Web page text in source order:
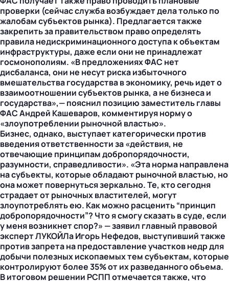
проверки (сейчас служба возбуждает дела только по
жалобам субъектов рынка). Предлагается также
закрепить за правительством право определять
правила недискриминационного доступа к объектам
инфраструктуры, даже если они не принадлежат
госмонополиям. «В предложениях ФАС нет
дисбаланса, они не несут риска избыточного
вмешательства государства в экономику, речь идет о
взаимоотношении субъектов рынка, а не бизнеса и
государства»,— пояснил позицию заместитель главы
ФАС Андрей Кашеваров, комментируя норму о
«злоупотреблении рыночной властью».
Бизнес, однако, выступает категорически против
введения ответственности за «действия, не
отвечающие принципам добропорядочности,
разумности, справедливости». «Эта норма направлена
на субъекты, которые обладают рыночной властью, но
она может повернуться зеркально. Те, кто сегодня
страдает от рыночных властителей, могут
злоупотреблять ею. Как можно расценить “принцип
добропорядочности”? Что я смогу сказать в суде, если
у меня возникнет спор?» — заявил главный правовой
эксперт ЛУКОЙЛа Игорь Нефедов, выступивший также
против запрета на предоставление участков недр для
добычи полезных ископаемых тем субъектам, которые
контролируют более 35% от их разведанного объема.
В итоговом решении РСПП отмечается также, что